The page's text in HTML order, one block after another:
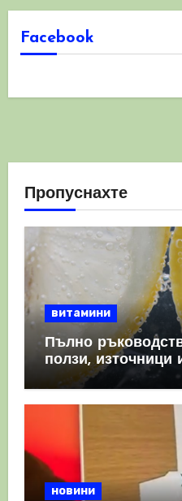
Facebook
Пропуснахте
витамини
Пълно
ползи, източници
имунната система
новини